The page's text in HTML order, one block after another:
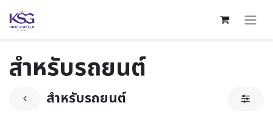
Skip to Content
สำหรับรถยนต์
สำหรับรถยนต์